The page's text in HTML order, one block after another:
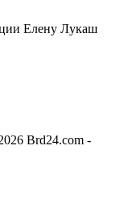
Елену Лукаш
Brd24.com -